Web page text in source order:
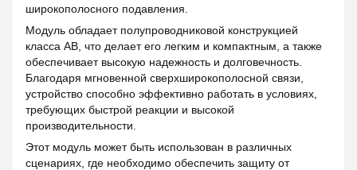
широкополосного подавления.
Модуль обладает полупроводниковой конструкцией
класса AB, что делает его легким и компактным, а также
обеспечивает высокую надежность и долговечность.
Благодаря мгновенной сверхширокополосной связи,
устройство способно эффективно работать в условиях,
требующих быстрой реакции и высокой
производительности.
Этот модуль может быть использован в различных
сценариях, где необходимо обеспечить защиту от